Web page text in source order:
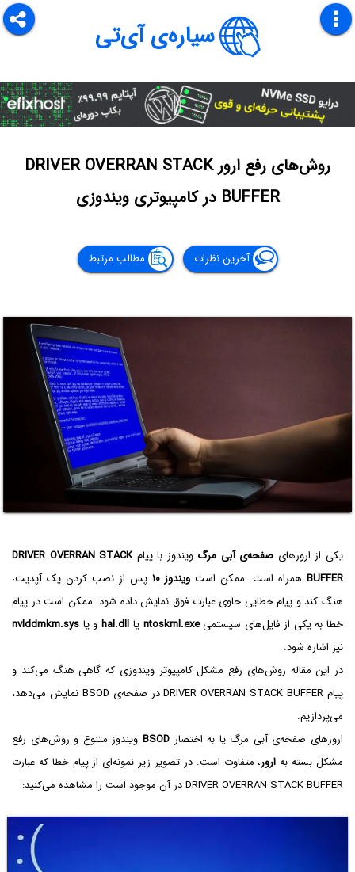
سیاره‌ی آی‌تی
روش‌های رفع ارور DRIVER OVERRAN STACK
BUFFER در کامپیوتری ویندوزی
آخرین نظرات مطالب مرتبط
یکی از ارورهای صفحه‌ی آبی مرگ ویندوز با پیامDRIVER OVERRAN STACK
BUFFERهمراه است. ممکن است ویندوز ۱۰
پس از نصب کردن یک آپدیت،
هنگ کند و پیام خطایی حاوی عبارت فوق نمایش داده شود. ممکن است در پیام
خطا به یکی از فایل‌های سیستمیntoskrnl.exe یا hal.dllو یا nvlddmkm.sys
نیز اشاره شود.
در این مقاله روش‌های رفع مشکل کامپیوتر ویندوزی که گاهی هنگ می‌کند و
پیام DRIVER OVERRAN STACK BUFFER در صفحه‌ی BSOD نمایش می‌دهد،
می‌پردازیم.
ارورهای صفحه‌ی آبی مرگ یا به اختصارBSOD ویندوز متنوع و روش‌های رفع
مشکل بسته به ارور، متفاوت است. در تصویر زیر نمونه‌ای از پیام خطا که عبارت
DRIVER OVERRAN STACK BUFFER در آن موجود است را مشاهده می‌کنید: